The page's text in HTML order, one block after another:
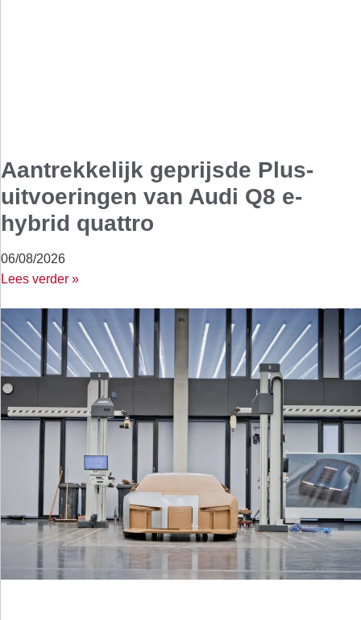
Aantrekkelijk geprijsde Plus-
uitvoeringen van Audi Q8 e-
hybrid quattro
06/08/2026
Lees verder »